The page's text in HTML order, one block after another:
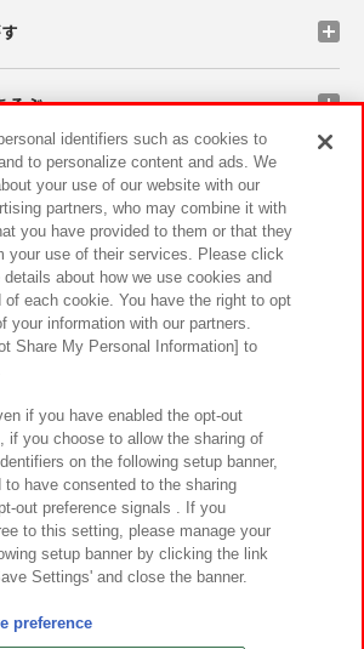
そぶ
ペーン
サステナビリティ サイトポリシー
ー ウェブアクセシビリティ方針と検証結果
とともに
ト対応方針 よくあるご質問・お問い合わせ
©Bandai Namco Amusement Inc.
Namco Amusement Lab Inc.
identifiers such as cookies to
to personalize content and ads. We
your use of our website with our
partners, who may combine it with
you have provided to them or that they
your use of their services. Please click
about how we use cookies and
of each cookie. You have the right to opt
your information with our partners.
Share My Personal Information] to
if you have enabled the opt-out
if you choose to allow the sharing of
on the following setup banner,
to have consented to the sharing
out preference signals . If you
to this setting, please manage your
setup banner by clicking the link
Settings' and close the banner.
preference